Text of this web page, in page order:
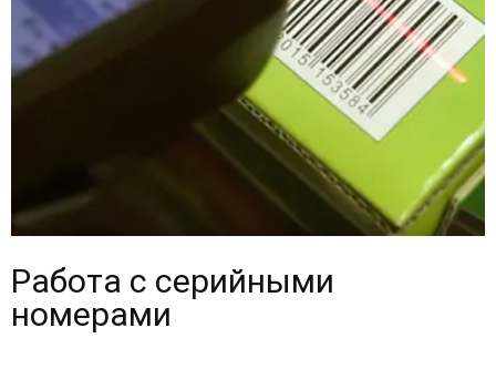
Работа с серийными
номерами